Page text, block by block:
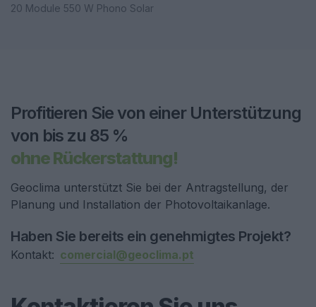
20 Module 550 W Phono Solar
Profitieren Sie von einer Unterstützung
von bis zu 85 %
ohne Rückerstattung!
Geoclima unterstützt Sie bei der Antragstellung, der
Planung und Installation der Photovoltaikanlage.
Haben Sie bereits ein genehmigtes Projekt?
Kontakt: comercial@geoclima.pt